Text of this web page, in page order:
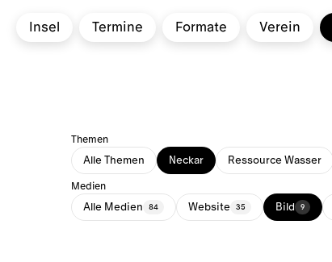
Insel Termine Formate Verein
Themen
Alle Themen Neckar Ressource Wasser
Medien
Alle Medien 84 Website 35 Bild 9